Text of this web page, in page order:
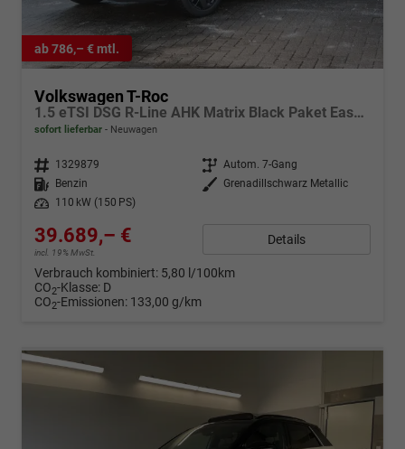
ab 786,– € mtl.
Volkswagen T-Roc
1.5 eTSI DSG R-Line AHK Matrix Black Paket Easy-Open
sofort lieferbar Neuwagen
Fahrzeugnr. 1329879 Getriebe Autom. 7-Gang
Kraftstoff
Benzin Außenfarbe
Grenadillschwarz Metallic
Leistung
110 kW (150 PS)
39.689,– €
incl. 19% MwSt.
Details
Verbrauch kombiniert: 5,80 l/100km
CO2-Klasse: D
CO2-Emissionen: 133,00 g/km